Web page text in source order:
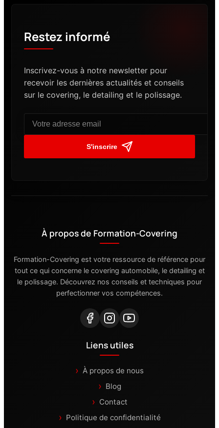
Restez informé
Inscrivez-vous à notre newsletter pour
recevoir les dernières actualités et conseils
sur le covering, le detailing et le polissage.
S'inscrire
À propos de Formation-Covering
Formation-Covering est votre ressource de référence pour
tout ce qui concerne le covering automobile, le detailing et
le polissage. Découvrez nos conseils et techniques pour
perfectionner vos compétences.
Liens utiles
À propos de nous
Blog
Contact
Politique de confidentialité